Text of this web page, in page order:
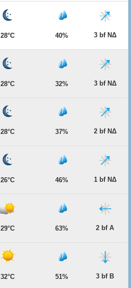
28°C 40% 3 bf ΝΔ
28°C 32% 3 bf ΝΔ
28°C 37% 2 bf ΝΔ
26°C 46% 1 bf ΝΔ
29°C 63% 2 bf Α
32°C 51% 3 bf Β